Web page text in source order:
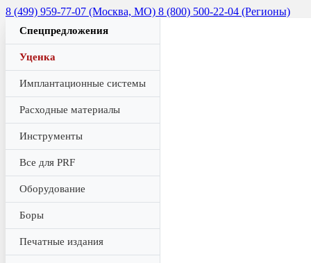
8 (499) 959-77-07 (Москва, МО) 8 (800) 500-22-04 (Регионы)
Спецпредложения
Уценка
Имплантационные системы
Расходные материалы
Инструменты
Все для PRF
Оборудование
Боры
Печатные издания